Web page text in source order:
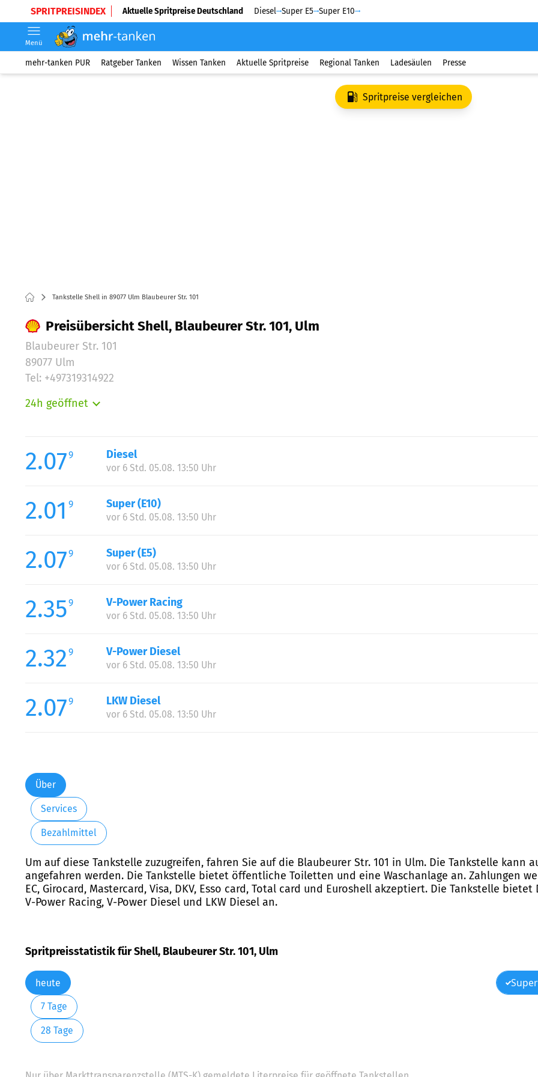
SPRITPREISINDEX Aktuelle Spritpreise Deutschland Diesel Super E5 Super E10
Menü
mehr-tanken PUR Ratgeber Tanken Wissen Tanken Aktuelle Spritpreise Regional Tanken Ladesäulen Presse
Spritpreise vergleichen
Tankstelle Shell in 89077 Ulm Blaubeurer Str. 101
Preisübersicht Shell, Blaubeurer Str. 101, Ulm
Blaubeurer Str. 101
89077 Ulm
Tel: +497319314922
24h geöffnet
Mittwoch:
Donnerstag:
Samstag:
Sonntag:
2.079 Diesel
vor 6 Std. 05.08. 13:50 Uhr
2.01 9 Super (E10)
vor 6 Std. 05.08. 13:50 Uhr
2.079 Super (E5)
vor 6 Std. 05.08. 13:50 Uhr
2.359 V-Power Racing
vor 6 Std. 05.08. 13:50 Uhr
2.32 9 V-Power Diesel
vor 6 Std. 05.08. 13:50 Uhr
2.079 LKW Diesel
vor 6 Std. 05.08. 13:50 Uhr
Über
Services
Bezahlmittel
Um auf diese Tankstelle zuzugreifen, fahren Sie auf die Blaubeurer Str. 101 in Ulm. Die Tankstelle kann
angefahren werden. Die Tankstelle bietet öffentliche Toiletten und eine Waschanlage an. Zahlungen
EC, Girocard, Mastercard, Visa, DKV, Esso card, Total card und Euroshell akzeptiert. Die Tankstelle bietet
V-Power Racing, V-Power Diesel und LKW Diesel an.
Spritpreisstatistik für Shell, Blaubeurer Str. 101, Ulm
heute
7 Tage
28 Tage